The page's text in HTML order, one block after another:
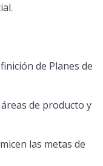
de Planes de
de producto y
las metas de